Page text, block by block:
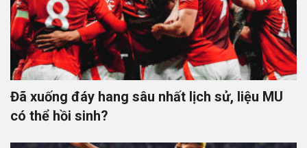
Đã xuống đáy hang sâu nhất lịch sử, liệu MU
có thể hồi sinh?